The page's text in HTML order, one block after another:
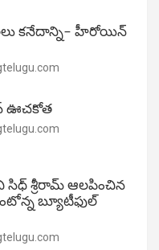
కనేదాన్ని– హీరోయిన్‌
ఊచకోత
సిధ్ శ్రీరామ్ ఆలపించిన
బ్యూటీఫుల్